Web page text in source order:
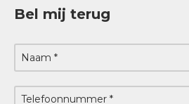
Bel mij terug